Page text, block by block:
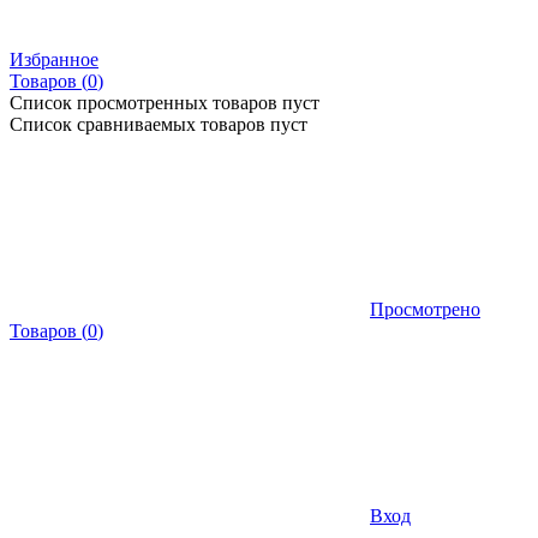
Избранное
Товаров (0)
Список просмотренных товаров пуст
Список сравниваемых товаров пуст
Просмотрено
Товаров (0)
Вход